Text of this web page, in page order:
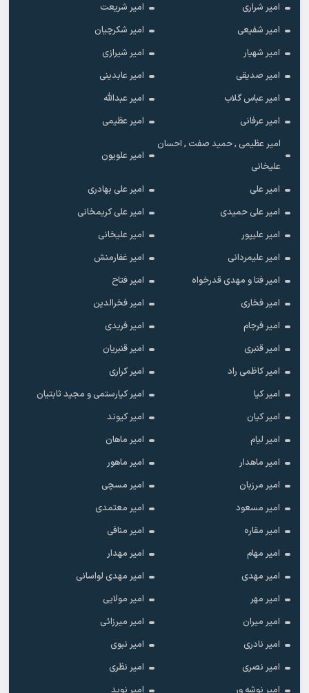
امیر شراری
امیر شریعت
امیر شفیعی
امیر شکرچیان
امیر شهیار
امیر شیرازی
امیر صدیقی
امیر عابدینی
امیر عباس گلاب
امیر عبدالله
امیر عرفانی
امیر عظیمی
امیر عظیمی , حمید صفت , احسان
علیخانی
امیر علویون
امیر علی
امیر علی بهادری
امیر علی حمیدی
امیر علی کریمخانی
امیر علیپور
امیر علیخانی
امیر علیمردانی
امیر غفارمنش
امیر فتا و مهدی قدرخواه
امیر فتاح
امیر فخاری
امیر فخرالدین
امیر فرجام
امیر فریدی
امیر قنبری
امیر قنبریان
امیر کاظمی راد
امیر کراری
امیر کیا
امیر کیارستمی و مجید ثابتیان
امیر کیان
امیر کیوند
امیر لیام
امیر ماهان
امیر ماهدار
امیر ماهور
امیر مرزبان
امیر مسچی
امیر مسعود
امیر معتمدی
امیر مقاره
امیر منافی
امیر مهام
امیر مهدار
امیر مهدی
امیر مهدی لواسانی
امیر مهر
امیر مولایی
امیر میران
امیر میرزائی
امیر نادری
امیر نبوی
امیر نصری
امیر نظری